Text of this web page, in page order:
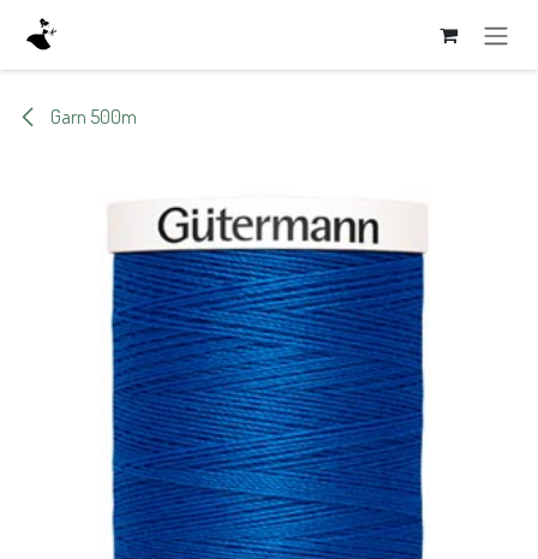
Zum Inhalt springen
Garn 500m